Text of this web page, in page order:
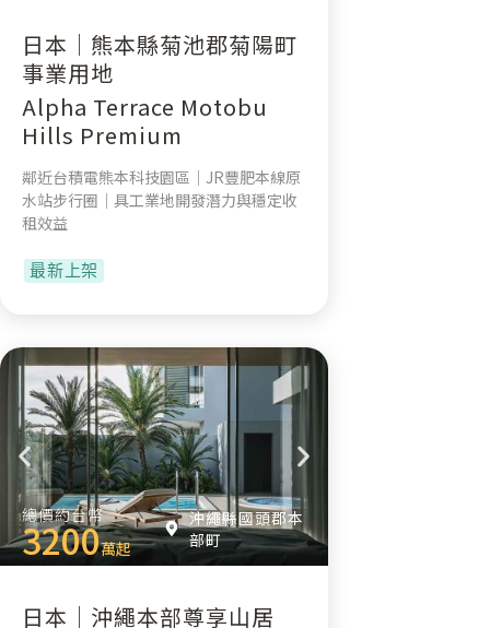
日本｜熊本縣菊池郡菊陽町
事業用地
Alpha Terrace Motobu
Hills Premium
鄰近台積電熊本科技園區｜JR豐肥本線原
水站步行圈｜具工業地開發潛力與穩定收
租效益
最新上架
總價約台幣
3200萬起
沖繩縣國頭郡本
部町
日本｜沖繩本部尊享山居